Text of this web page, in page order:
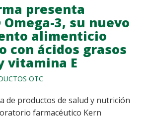
presenta
3, su nuevo
alimenticio
con ácidos grasos
vitamina E
OTC
de productos de salud y nutrición
farmacéutico Kern